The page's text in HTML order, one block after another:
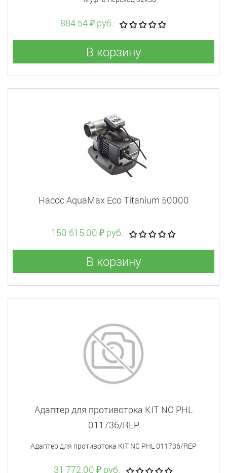
884.54 ₽ руб.
В корзину
Насос AquaMax Eco Titanium 50000
150 615.00 ₽ руб.
В корзину
Адаптер для противотока KIT NC PHL
011736/REP
Адаптер для противотока KIT NC PHL 011736/REP
31 772.00 ₽ руб.